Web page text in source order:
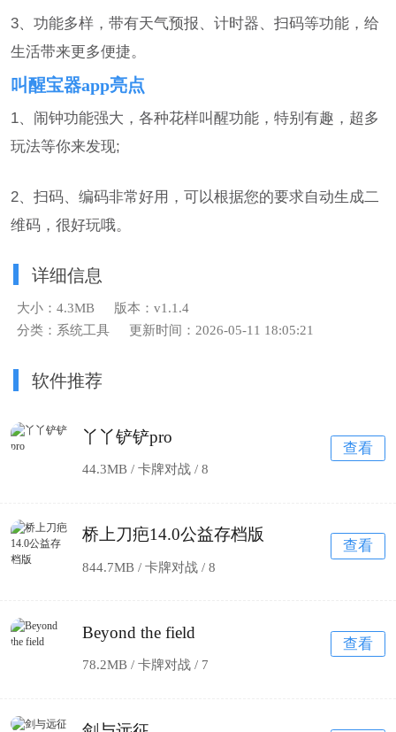
3、功能多样，带有天气预报、计时器、扫码等功能，给
生活带来更多便捷。
叫醒宝器app亮点
1、闹钟功能强大，各种花样叫醒功能，特别有趣，超多
玩法等你来发现;
2、扫码、编码非常好用，可以根据您的要求自动生成二
维码，很好玩哦。
详细信息
大小：4.3MB
版本：v1.1.4
分类：系统工具
更新时间：2026-05-11 18:05:21
软件推荐
丫丫铲铲pro
44.3MB / 卡牌对战 /8
查看
桥上刀疤14.0公益存档版
844.7MB / 卡牌对战 /8
查看
Beyond the field
78.2MB / 卡牌对战 / 7
查看